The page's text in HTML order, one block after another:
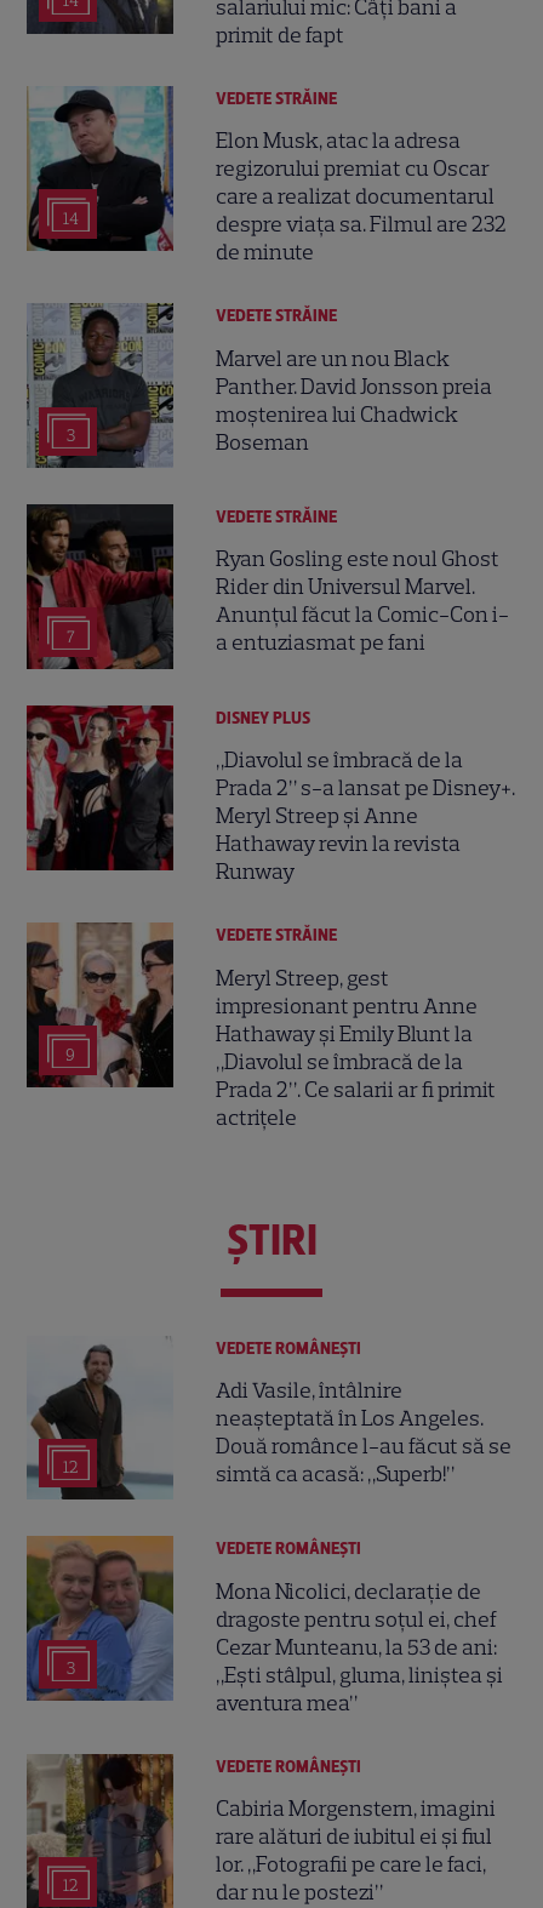
salariului mic: Câți bani a
primit de fapt
14
VEDETE STRĂINE
Elon Musk, atac la adresa
regizorului premiat cu Oscar
care a realizat documentarul
despre viața sa. Filmul are 232
de minute
3
VEDETE STRĂINE
Marvel are un nou Black
Panther. David Jonsson preia
moștenirea lui Chadwick
Boseman
7
VEDETE STRĂINE
Ryan Gosling este noul Ghost
Rider din Universul Marvel.
Anunțul făcut la Comic-Con i-
a entuziasmat pe fani
DISNEY PLUS
„Diavolul se îmbracă de la
Prada 2” s-a lansat pe Disney+.
Meryl Streep și Anne
Hathaway revin la revista
Runway
9
VEDETE STRĂINE
Meryl Streep, gest
impresionant pentru Anne
Hathaway și Emily Blunt la
„Diavolul se îmbracă de la
Prada 2”. Ce salarii ar fi primit
actrițele
ŞTIRI
12
VEDETE ROMÂNEŞTI
Adi Vasile, întâlnire
neașteptată în Los Angeles.
Două românce l-au făcut să se
simtă ca acasă: „Superb!”
3
VEDETE ROMÂNEŞTI
Mona Nicolici, declarație de
dragoste pentru soțul ei, chef
Cezar Munteanu, la 53 de ani:
„Ești stâlpul, gluma, liniștea și
aventura mea”
12
VEDETE ROMÂNEŞTI
Cabiria Morgenstern, imagini
rare alături de iubitul ei și fiul
lor. „Fotografii pe care le faci,
dar nu le postezi”